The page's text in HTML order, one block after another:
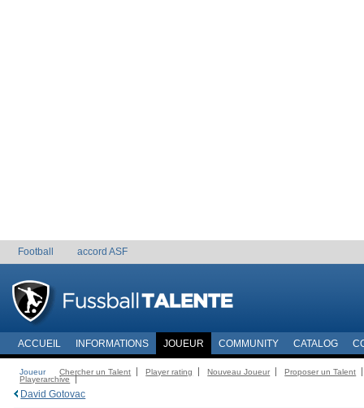
Football accord ASF
ACCUEIL INFORMATIONS JOUEUR COMMUNITY CATALOG
Joueur Chercher un Talent Player rating Nouveau Joueur
Proposer un Talent
Playerarchive
David Gotovac